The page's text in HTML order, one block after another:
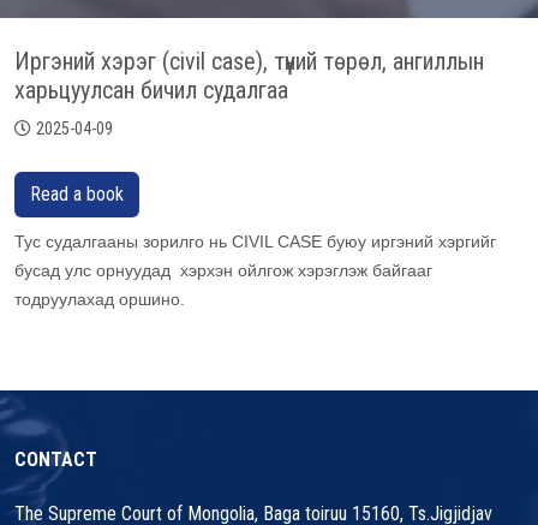
Иргэний хэрэг (civil case), түүний төрөл, ангиллын
харьцуулсан бичил судалгаа
2025-04-09
Read a book
Тус судалгааны зорилго нь CIVIL CASE буюу иргэний хэргийг
бусад улс орнуудад хэрхэн ойлгож хэрэглэж байгааг
тодруулахад оршино.
CONTACT
The Supreme Court of Mongolia, Baga toiruu 15160, Ts.Jigjidjav